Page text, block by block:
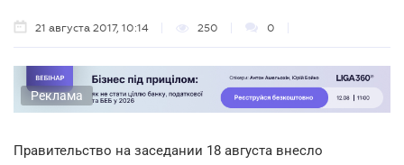
21 августа 2017, 10:14 250 0
Реклама
Правительство на заседании 18 августа внесло